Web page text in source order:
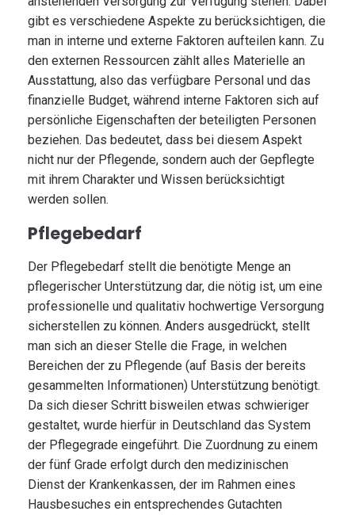
gibt es verschiedene Aspekte zu berücksichtigen, die
man in interne und externe Faktoren aufteilen kann. Zu
den externen Ressourcen zählt alles Materielle an
Ausstattung, also das verfügbare Personal und das
finanzielle Budget, während interne Faktoren sich auf
persönliche Eigenschaften der beteiligten Personen
beziehen. Das bedeutet, dass bei diesem Aspekt
nicht nur der Pflegende, sondern auch der Gepflegte
mit ihrem Charakter und Wissen berücksichtigt
werden sollen.
Pflegebedarf
Der Pflegebedarf stellt die benötigte Menge an
pflegerischer Unterstützung dar, die nötig ist, um eine
professionelle und qualitativ hochwertige Versorgung
sicherstellen zu können. Anders ausgedrückt, stellt
man sich an dieser Stelle die Frage, in welchen
Bereichen der zu Pflegende (auf Basis der bereits
gesammelten Informationen) Unterstützung benötigt.
Da sich dieser Schritt bisweilen etwas schwieriger
gestaltet, wurde hierfür in Deutschland das System
der Pflegegrade eingeführt. Die Zuordnung zu einem
der fünf Grade erfolgt durch den medizinischen
Dienst der Krankenkassen, der im Rahmen eines
Hausbesuches ein entsprechendes Gutachten